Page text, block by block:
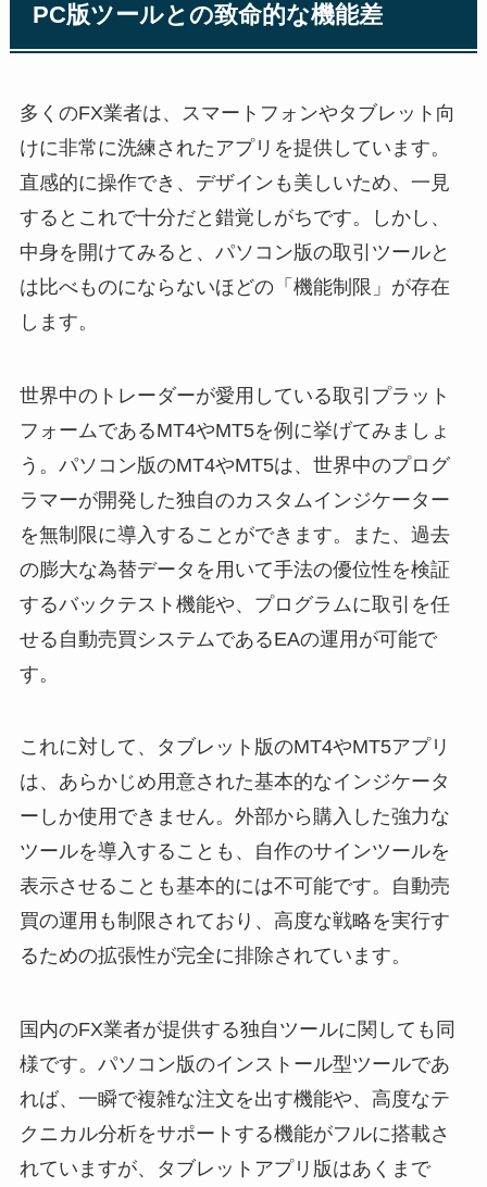
PC版ツールとの致命的な機能差
多くのFX業者は、スマートフォンやタブレット向
けに非常に洗練されたアプリを提供しています。
直感的に操作でき、デザインも美しいため、一見
するとこれで十分だと錯覚しがちです。しかし、
中身を開けてみると、パソコン版の取引ツールと
は比べものにならないほどの「機能制限」が存在
します。
世界中のトレーダーが愛用している取引プラット
フォームであるMT4やMT5を例に挙げてみましょ
う。パソコン版のMT4やMT5は、世界中のプログ
ラマーが開発した独自のカスタムインジケーター
を無制限に導入することができます。また、過去
の膨大な為替データを用いて手法の優位性を検証
するバックテスト機能や、プログラムに取引を任
せる自動売買システムであるEAの運用が可能で
す。
これに対して、タブレット版のMT4やMT5アプリ
は、あらかじめ用意された基本的なインジケータ
ーしか使用できません。外部から購入した強力な
ツールを導入することも、自作のサインツールを
表示させることも基本的には不可能です。自動売
買の運用も制限されており、高度な戦略を実行す
るための拡張性が完全に排除されています。
国内のFX業者が提供する独自ツールに関しても同
様です。パソコン版のインストール型ツールであ
れば、一瞬で複雑な注文を出す機能や、高度なテ
クニカル分析をサポートする機能がフルに搭載さ
れていますが、タブレットアプリ版はあくまで